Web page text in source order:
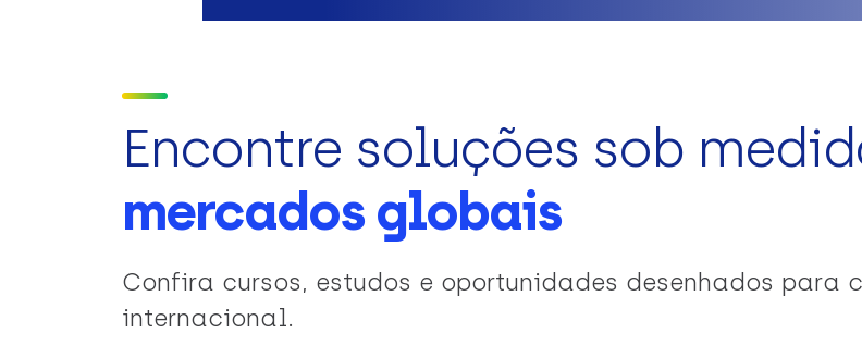
Encontre soluções sob
mercados globais
Confira cursos, estudos e oportunidades desenhados
internacional.